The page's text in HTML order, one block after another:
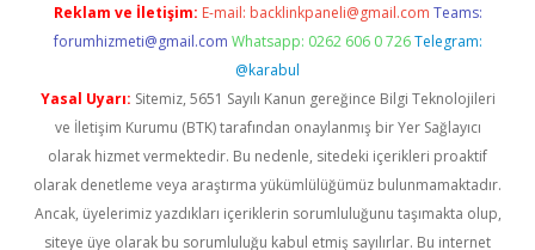
Reklam ve İletişim: E-mail: backlinkpaneli@gmail.com Teams:
forumhizmeti@gmail.com Whatsapp: 0262 606 0 726 Telegram:
@karabul
Yasal Uyarı: Sitemiz, 5651 Sayılı Kanun gereğince Bilgi Teknolojileri
ve İletişim Kurumu (BTK) tarafından onaylanmış bir Yer Sağlayıcı
olarak hizmet vermektedir. Bu nedenle, sitedeki içerikleri proaktif
olarak denetleme veya araştırma yükümlülüğümüz bulunmamaktadır.
Ancak, üyelerimiz yazdıkları içeriklerin sorumluluğunu taşımakta olup,
siteye üye olarak bu sorumluluğu kabul etmiş sayılırlar. Bu internet